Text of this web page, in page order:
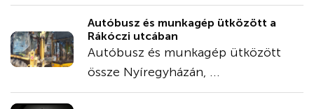
Autóbusz és munkagép ütközött a
Rákóczi utcában
Autóbusz és munkagép ütközött
össze Nyíregyházán, ...